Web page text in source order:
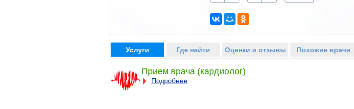
Услуги Где найти Оценки и отзывы Похожие врачи
Прием врача (кардиолог)
Подробнее